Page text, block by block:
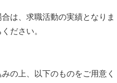
は、求職活動の実績となりま
ださい。
の上、以下のものをご用意く